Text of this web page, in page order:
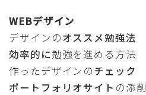
WEBデザイン
デザインのオススメ勉強法
効率的に勉強を進める方法
作ったデザインのチェック
ポートフォリオサイト の添削